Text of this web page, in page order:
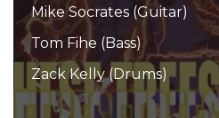
Mike Socrates (Guitar)
Tom Fihe (Bass)
Zack Kelly (Drums)